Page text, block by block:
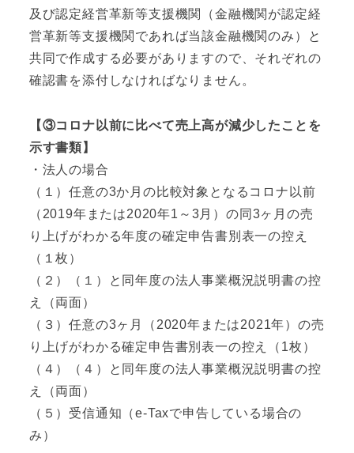
及び認定経営革新等支援機関（金融機関が認定経
営革新等支援機関であれば当該金融機関のみ）と
共同で作成する必要がありますので、それぞれの
確認書を添付しなければなりません。
【③コロナ以前に比べて売上高が減少したことを
示す書類】
・法人の場合
（１）任意の3か月の比較対象となるコロナ以前
（2019年または2020年1～3月）の同3ヶ月の売
り上げがわかる年度の確定申告書別表一の控え
（１枚）
（２）（１）と同年度の法人事業概況説明書の控
え（両面）
（３）任意の3ヶ月（2020年または2021年）の売
り上げがわかる確定申告書別表一の控え（1枚）
（４）（４）と同年度の法人事業概況説明書の控
え（両面）
（５）受信通知（e-Taxで申告している場合の
み）